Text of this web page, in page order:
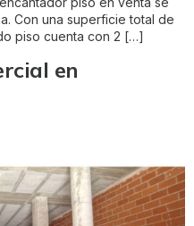
Con una superficie total de
piso cuenta con 2 […]
en